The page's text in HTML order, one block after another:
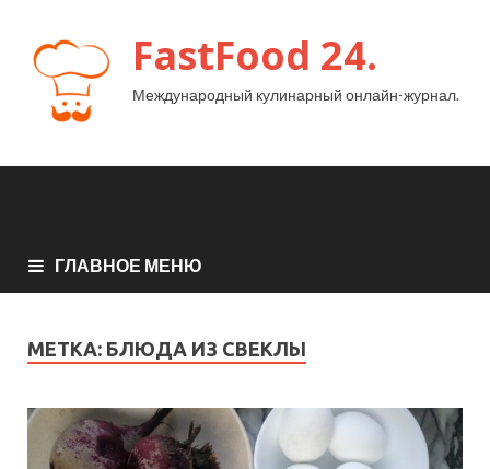
FastFood 24.
Международный кулинарный онлайн-журнал.
ГЛАВНОЕ МЕНЮ
МЕТКА: БЛЮДА ИЗ СВЕКЛЫ